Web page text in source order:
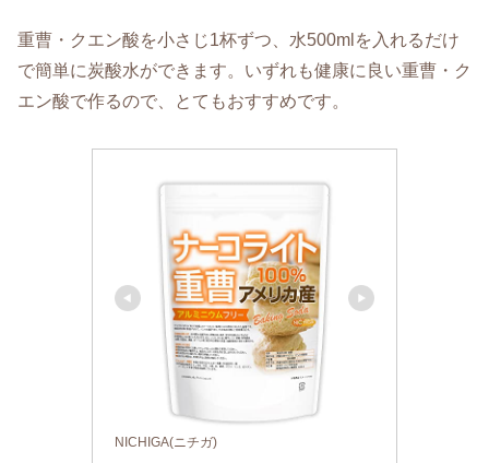
重曹・クエン酸を小さじ1杯ずつ、水500mlを入れるだけ
で簡単に炭酸水ができます。いずれも健康に良い重曹・ク
エン酸で作るので、とてもおすすめです。
NICHIGA(ニチガ)